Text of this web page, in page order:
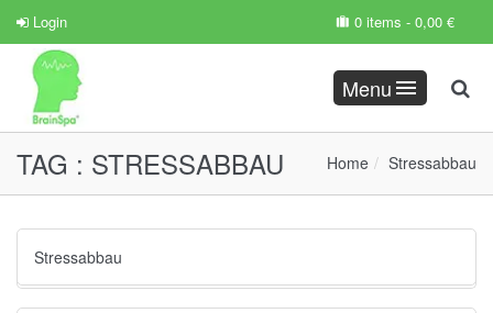
Login 0 items - 0,00 €
Menu
TAG : STRESSABBAU Home Stressabbau
Stressabbau